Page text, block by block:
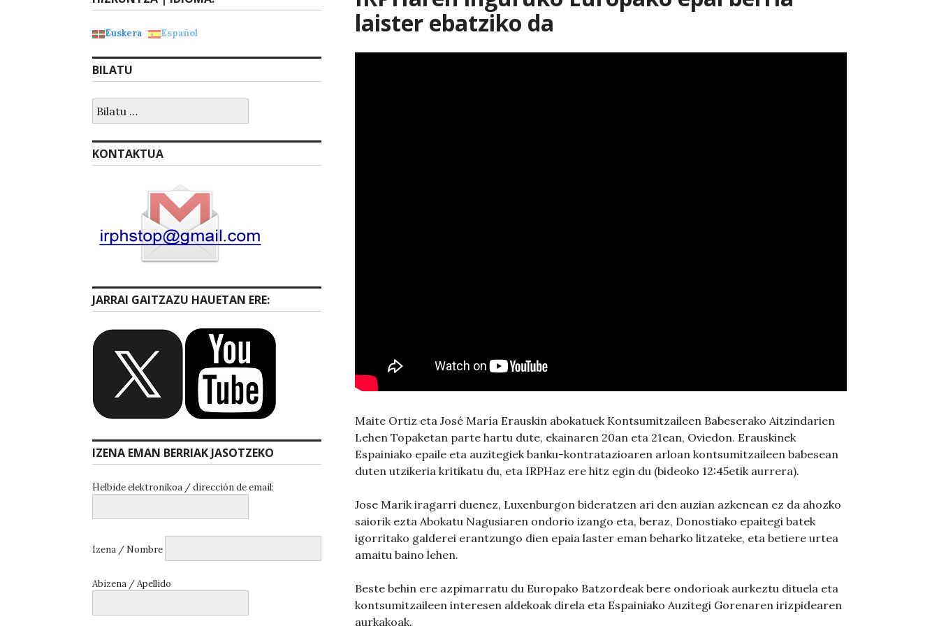
laister ebatziko da
Maite Ortiz eta José María Erauskin abokatuek Kontsumitzaileen Babeserako Aitzindarien
Lehen Topaketan parte hartu dute, ekainaren 20an eta 21ean, Oviedon. Erauskinek
Espainiako epaile eta auzitegiek banku-kontratazioaren arloan kontsumitzaileen babesean
duten utzikeria kritikatu du, eta IRPHaz ere hitz egin du (bideoko 12:45etik aurrera).
Jose Marik iragarri duenez, Luxenburgon bideratzen ari den auzian azkenean ez da ahozko
saiorik ezta Abokatu Nagusiaren ondorio izango eta, beraz, Donostiako epaitegi batek
igorritako galderei erantzungo dien epaia laster eman beharko litzateke, eta betiere urtea
amaitu baino lehen.
Beste behin ere azpimarratu du Europako Batzordeak bere ondorioak aurkeztu dituela eta
kontsumitzaileen interesen aldekoak direla eta Espainiako Auzitegi Gorenaren irizpidearen
aurkakoak.
Euskera Español
BILATU
KONTAKTUA
JARRAI GAITZAZU HAUETAN ERE:
IZENA EMAN BERRIAK JASOTZEKO
Helbide elektronikoa / dirección de email:
Izena / Nombre
Abizena / Apellido